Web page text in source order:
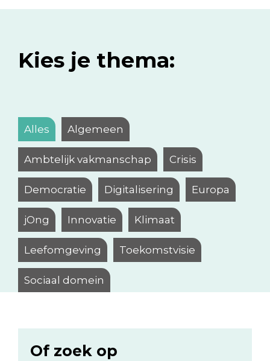
Kies je thema:
Alles Algemeen
Ambtelijk vakmanschap Crisis
Democratie Digitalisering Europa
jOng Innovatie Klimaat
Leefomgeving Toekomstvisie
Sociaal domein
Of zoek op